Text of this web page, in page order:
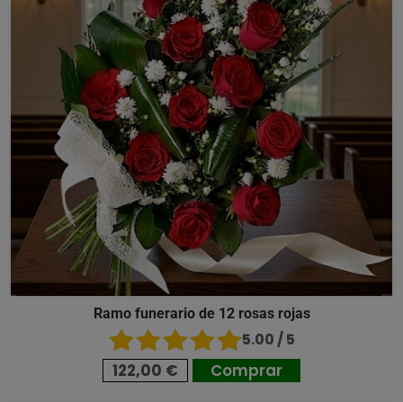
Ramo funerario de 12 rosas rojas
5.00 / 5
122,00 € Comprar